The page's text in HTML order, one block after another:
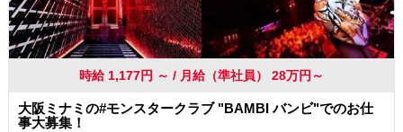
時給 1,177円 ～ / 月給（準社員） 28万円～
大阪ミナミの#モンスタークラブ "BAMBI バンビ"でのお仕
事大募集！